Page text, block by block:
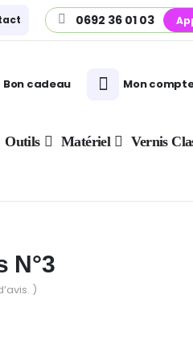
0692 36 01 03
Bon cadeau Mon
Outils Matériel
Vernis
N°3
)